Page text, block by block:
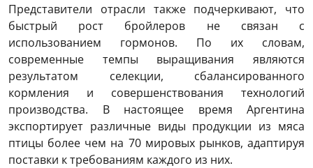
Представители отрасли также подчеркивают, что
быстрый рост бройлеров не связан с
использованием гормонов. По их словам,
современные темпы выращивания являются
результатом селекции, сбалансированного
кормления и совершенствования технологий
производства. В настоящее время Аргентина
экспортирует различные виды продукции из мяса
птицы более чем на 70 мировых рынков, адаптируя
поставки к требованиям каждого из них.